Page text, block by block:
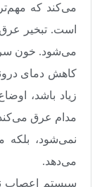
می‌کند که
است. تبخیر
می‌شود. خون
کاهش دمای
زیاد باشد،
مدام عرق
نمی‌شود،
می‌دهد.
سیستم اعصاب